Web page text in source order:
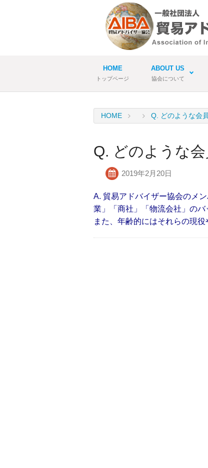
HOME
トップページ
ABOUT US
協会について
HOME Q. どのような会
Q. どのような
2019年2月20日
A. 貿易アドバイザー協会のメ
業」「商社」「物流会社」のバ
また、年齢的にはそれらの現